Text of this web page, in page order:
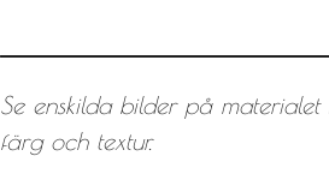
Se enskilda bilder på
färg och textur.